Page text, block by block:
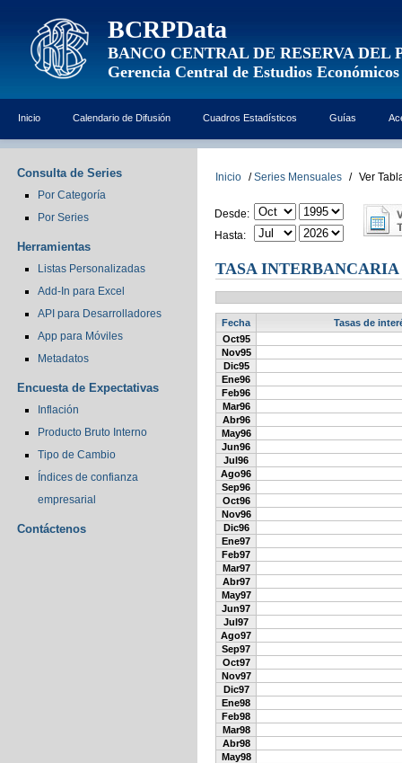
BCRPData
BANCO CENTRAL DE RESERVA DEL
Gerencia Central de Estudios Económicos
Inicio Calendario de Difusión Cuadros Estadísticos Guías
Consulta de Series
Por Categoría
Por Series
Herramientas
Listas Personalizadas
Add-In para Excel
API para Desarrolladores
App para Móviles
Metadatos
Encuesta de Expectativas
Inflación
Producto Bruto Interno
Tipo de Cambio
Índices de confianza
empresarial
Contáctenos
Inicio / Series Mensuales / Ver
Desde:
Hasta:
TASA
Fecha
Tasas de
Oct95
Nov95
Dic95
Ene96
Feb96
Mar96
Abr96
May96
Jun96
Jul96
Ago96
Sep96
Oct96
Nov96
Dic96
Ene97
Feb97
Mar97
Abr97
May97
Jun97
Jul97
Ago97
Sep97
Oct97
Nov97
Dic97
Ene98
Feb98
Mar98
Abr98
May98